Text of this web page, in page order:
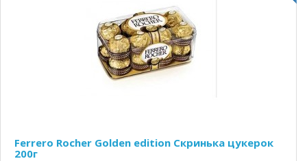
Ferrero Rocher Golden edition Скринька цукерок
200г